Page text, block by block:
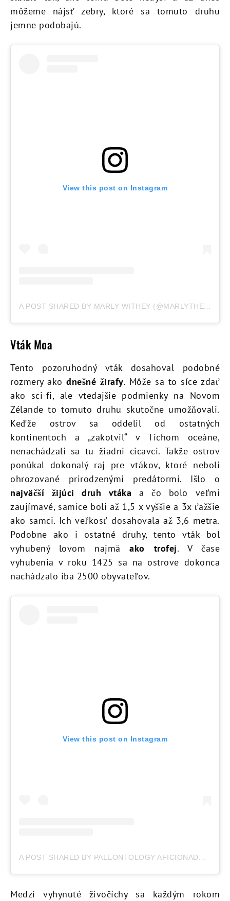
môžeme nájsť zebry, ktoré sa tomuto druhu
jemne podobajú.
View this post on Instagram
A POST SHARED BY MARLY WITHEY (@MARLYTHEADOPTEE)
Vták Moa
Tento pozoruhodný vták dosahoval podobné
rozmery akodnešné žirafy. Môže sa to síce zdať
ako sci-fi, ale vtedajšie podmienky na Novom
Zélande to tomuto druhu skutočne umožňovali.
Keďže ostrov sa oddelil od ostatných
kontinentoch a „zakotvil“ v Tichom oceáne,
nenachádzali sa tu žiadni cicavci. Takže ostrov
ponúkal dokonalý raj pre vtákov, ktoré neboli
ohrozované prirodzenými predátormi. Išlo o
najväčší žijúci druh vtáka a čo bolo veľmi
zaujímavé, samice boli až 1,5 x vyššie a 3x ťažšie
ako samci. Ich veľkosť dosahovala až 3,6 metra.
Podobne ako i ostatné druhy, tento vták bol
vyhubený lovom najmäako trofej. V čase
vyhubenia v roku 1425 sa na ostrove dokonca
nachádzalo iba 2500 obyvateľov.
View this post on Instagram
A POST SHARED BY PALEONTOLOGY AFICIONADO (@MARVELLOUS_PASTV2)
Medzi vyhynuté živočíchy sa každým rokom